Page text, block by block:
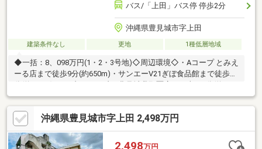
バス/「上田」バス停 停歩2分
沖縄県豊見城市字上田
建築条件なし 更地 1種低層地域
◆一括：8、098万円(1・2・3号地)◇周辺環境◇・Aコープ とみえ
ーる店まで徒歩9分(約650m)・サンエーV21ぎぼ食品館まで徒歩12
分(約900m)・セブン-イレブン 豊見城我那覇店まで車で5分(約
2200m)・ミドリ薬品 豊見城店まで車で4分(約1300m)・サンエ
ー豊見城ウィングシティまで車で4分(約1400m)
沖縄県豊見城市字上田 2,498万円
2,498万円